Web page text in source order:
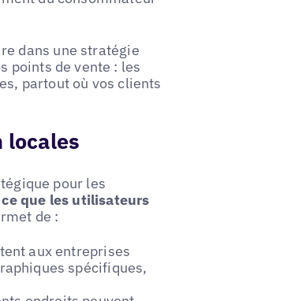
dans une stratégie
points de vente : les
partout où vos clients
locales
pour les
que les utilisateurs
de :
aux entreprises
spécifiques,